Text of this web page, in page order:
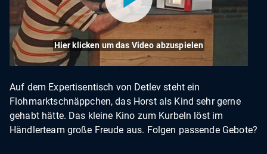
Hier klicken um das Video abzuspielen
Auf dem Expertisentisch von Detlev steht ein
Flohmarktschnäppchen, das Horst als Kind sehr gerne
gehabt hätte. Das kleine Kino zum Kurbeln löst im
Händlerteam große Freude aus. Folgen passende Gebote?